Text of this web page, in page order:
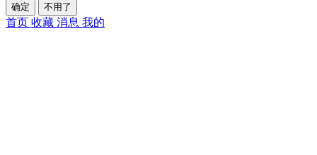
确定 不用了
首页 收藏 消息 我的